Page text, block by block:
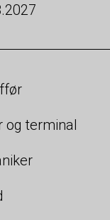
og terminal